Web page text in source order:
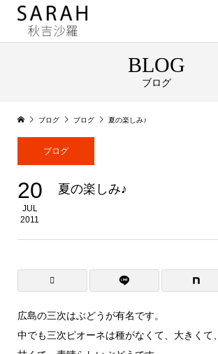
BLOG
ブログ
ブログ ブログ 夏の楽しみ♪
ブログ
20
JUL
2011
夏の楽しみ♪
広島の三次はぶどうが有名です。
中でも三次ピオーネは種がなくて、大きくて、